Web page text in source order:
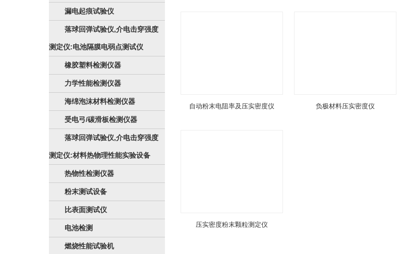
漏电起痕试验仪
落球回弹试验仪,介电击穿强度
测定仪:电池隔膜电弱点测试仪
橡胶塑料检测仪器
力学性能检测仪器
海绵泡沫材料检测仪器
受电弓/碳滑板检测仪器
落球回弹试验仪,介电击穿强度
测定仪:材料热物理性能实验设备
热物性检测仪器
粉末测试设备
比表面测试仪
电池检测
燃烧性能试验机
自动粉末电阻率及压实密度仪 负极材料压实密度仪
压实密度粉末颗粒测定仪